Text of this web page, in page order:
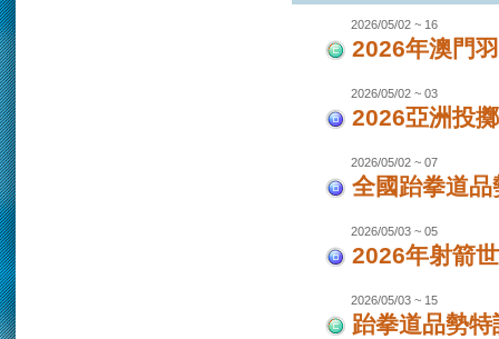
2026/05/02 ~ 16
2026年澳門
2026/05/02 ~ 03
2026亞洲投
2026/05/02 ~ 07
全國跆拳道
2026/05/03 ~ 05
2026年射箭
2026/05/03 ~ 15
跆拳道品勢